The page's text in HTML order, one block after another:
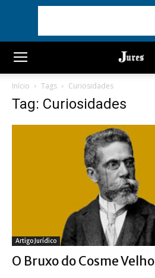
Início Tags Curiosidades
Tag: Curiosidades
Artigo Jurídico
O Bruxo do Cosme Velho